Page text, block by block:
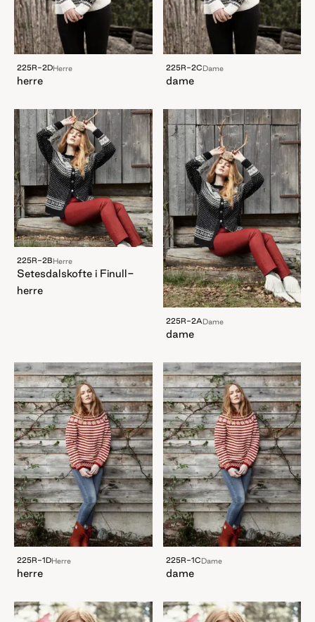
225R-2DHerre
herre
225R-2CDame
dame
225R-2BHerre
Setesdalskofte i Finull-
herre
225R-2ADame
dame
225R-1DHerre
herre
225R-1CDame
dame